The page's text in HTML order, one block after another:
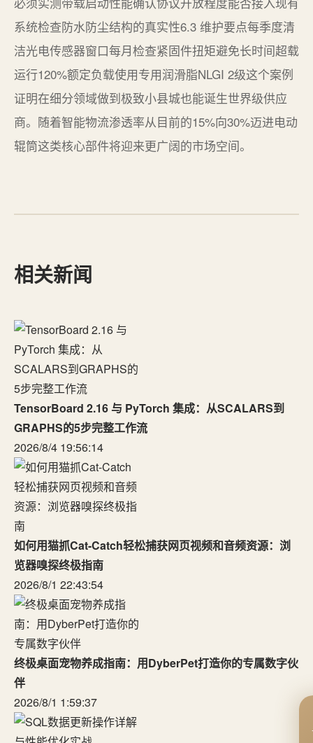
系统检查防水防尘结构的真实性6.3 维护要点每季度清
洁光电传感器窗口每月检查紧固件扭矩避免长时间超载
运行120%额定负载使用专用润滑脂NLGI 2级这个案例
证明在细分领域做到极致小县城也能诞生世界级供应
商。随着智能物流渗透率从目前的15%向30%迈进电动
辊筒这类核心部件将迎来更广阔的市场空间。
相关新闻
TensorBoard 2.16 与 PyTorch 集成：从SCALARS到
GRAPHS的5步完整工作流
2026/8/4 19:56:14
如何用猫抓Cat-Catch轻松捕获网页视频和音频资源：浏
览器嗅探终极指南
2026/8/1 22:43:54
终极桌面宠物养成指南：用DyberPet打造你的专属数字伙
伴
2026/8/1 1:59:37